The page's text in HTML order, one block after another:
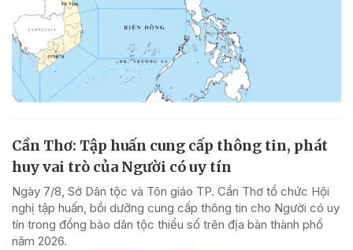
Cần Thơ: Tập huấn cung cấp thông tin, phát
huy vai trò của Người có uy tín
Ngày 7/8, Sở Dân tộc và Tôn giáo TP. Cần Thơ tổ chức Hội
nghị tập huấn, bồi dưỡng cung cấp thông tin cho Người có uy
tín trong đồng bào dân tộc thiểu số trên địa bàn thành phố
năm 2026.